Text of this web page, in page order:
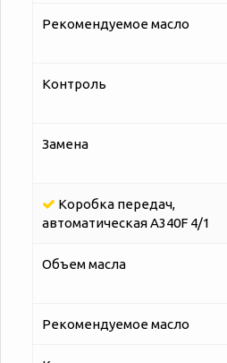
Рекомендуемое масло
Контроль
Замена
Коробка передач,
автоматическая A340F 4/1
Объем масла
Рекомендуемое масло